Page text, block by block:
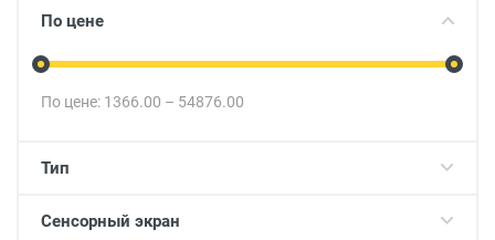
По цене
По цене: 1366.00 – 54876.00
Тип
Сенсорный экран